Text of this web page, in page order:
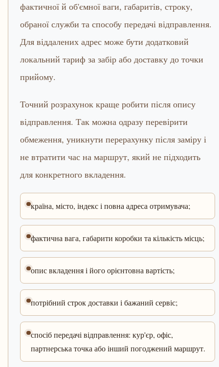
фактичної й об'ємної ваги, габаритів, строку,
обраної служби та способу передачі відправлення.
Для віддалених адрес може бути додатковий
локальний тариф за забір або доставку до точки
прийому.
Точний розрахунок краще робити після опису
відправлення. Так можна одразу перевірити
обмеження, уникнути перерахунку після заміру і
не втратити час на маршрут, який не підходить
для конкретного вкладення.
країна, місто, індекс і повна адреса отримувача;
фактична вага, габарити коробки та кількість місць;
опис вкладення і його орієнтовна вартість;
потрібний строк доставки і бажаний сервіс;
спосіб передачі відправлення: кур'єр, офіс,
партнерська точка або інший погоджений маршрут.